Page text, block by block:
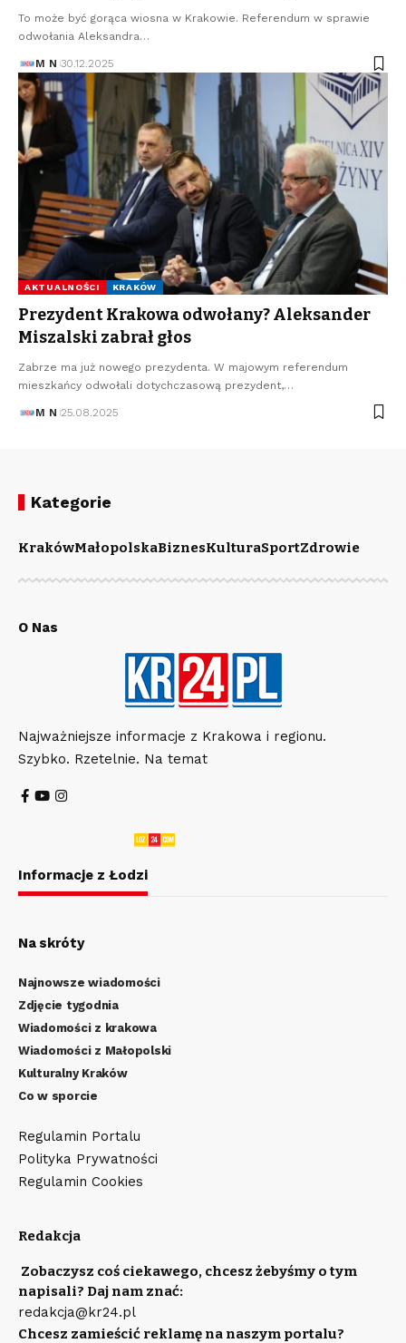
To może być gorąca wiosna w Krakowie. Referendum w sprawie
odwołania Aleksandra…
M N 30.12.2025
AKTUALNOŚCI KRAKÓW
Prezydent Krakowa odwołany? Aleksander
Miszalski zabrał głos
Zabrze ma już nowego prezydenta. W majowym referendum
mieszkańcy odwołali dotychczasową prezydent,…
M N 25.08.2025
Kategorie
KrakówMałopolskaBiznesKulturaSportZdrowie
O Nas
Najważniejsze informacje z Krakowa i regionu.
Szybko. Rzetelnie. Na temat
Informacje z Łodzi
Na skróty
Najnowsze wiadomości
Zdjęcie tygodnia
Wiadomości z krakowa
Wiadomości z Małopolski
Kulturalny Kraków
Co w sporcie
Regulamin Portalu
Polityka Prywatności
Regulamin Cookies
Redakcja
Zobaczysz coś ciekawego, chcesz żebyśmy o tym
napisali? Daj nam znać:
redakcja@kr24.pl
Chcesz zamieścić reklamę na naszym portalu?